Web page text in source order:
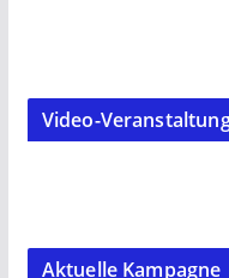
Video-
Aktuelle Kampagne